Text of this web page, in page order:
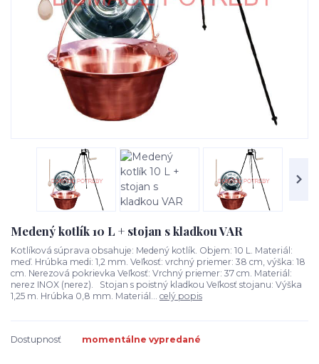
Medený kotlík 10 L + stojan s kladkou VAR
Kotlíková súprava obsahuje: Medený kotlík. Objem: 10 L. Materiál:
meď. Hrúbka medi: 1,2 mm. Veľkosť: vrchný priemer: 38 cm, výška: 18
cm. Nerezová pokrievka Veľkosť: Vrchný priemer: 37 cm. Materiál:
nerez INOX (nerez). Stojan s poistný kladkou Veľkosť stojanu: Výška
1,25 m. Hrúbka 0,8 mm. Materiál... celý popis
Dostupnosť momentálne vypredané